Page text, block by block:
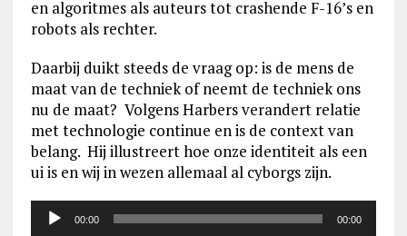
en algoritmes als auteurs tot crashende F-16’s en
robots als rechter.
Daarbij duikt steeds de vraag op: is de mens de
maat van de techniek of neemt de techniek ons
nu de maat? Volgens Harbers verandert relatie
met technologie continue en is de context van
belang. Hij illustreert hoe onze identiteit als een
ui is en wij in wezen allemaal al cyborgs zijn.
Audiospeler
00:00 00:00